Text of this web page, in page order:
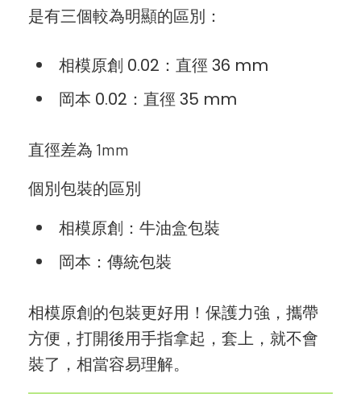
是有三個較為明顯的區別：
相模原創 0.02：直徑 36 mm
岡本 0.02：直徑 35 mm
直徑差為 1mm
個別包裝的區別
相模原創：牛油盒包裝
岡本：傳統包裝
相模原創的包裝更好用！保護力強，攜帶
方便，打開後用手指拿起，套上，就不會
裝了，相當容易理解。